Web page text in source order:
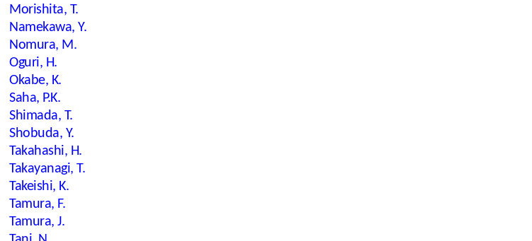
Morishita, T.
Namekawa, Y.
Nomura, M.
Oguri, H.
Okabe, K.
Saha, P.K.
Shimada, T.
Shobuda, Y.
Takahashi, H.
Takayanagi, T.
Takeishi, K.
Tamura, F.
Tamura, J.